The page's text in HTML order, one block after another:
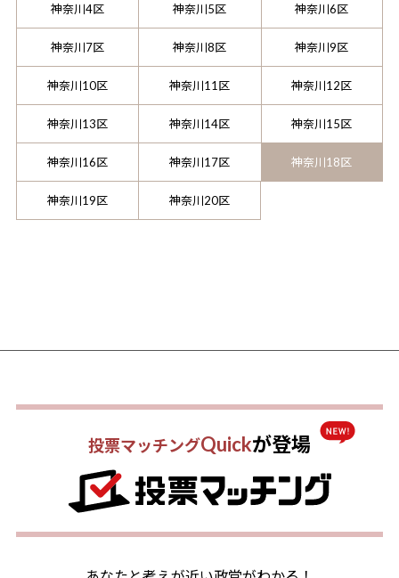
神奈川4区 神奈川5区 神奈川6区
神奈川7区 神奈川8区 神奈川9区
神奈川10区 神奈川11区 神奈川12区
神奈川13区 神奈川14区 神奈川15区
神奈川16区 神奈川17区 神奈川18区
神奈川19区 神奈川20区
投票マッチングQuickが登場